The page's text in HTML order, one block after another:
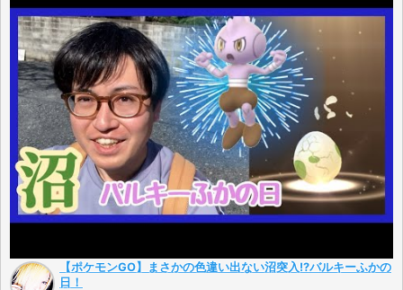
【ポケモンGO】まさかの色違い出ない沼突入!?バルキーふかの
日！